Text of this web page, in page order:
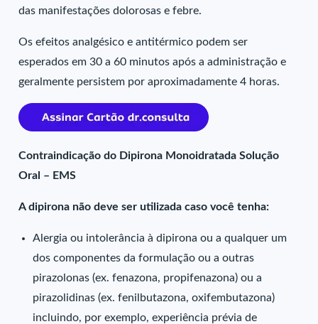
das manifestações dolorosas e febre.
Os efeitos analgésico e antitérmico podem ser
esperados em 30 a 60 minutos após a administração e
geralmente persistem por aproximadamente 4 horas.
Contraindicação do Dipirona Monoidratada Solução
Oral – EMS
A dipirona não deve ser utilizada caso você tenha:
Alergia ou intolerância à dipirona ou a qualquer um
dos componentes da formulação ou a outras
pirazolonas (ex. fenazona, propifenazona) ou a
pirazolidinas (ex. fenilbutazona, oxifembutazona)
incluindo, por exemplo, experiência prévia de